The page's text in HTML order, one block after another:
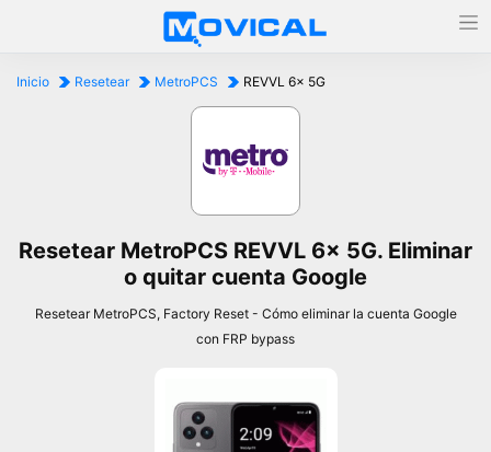
Inicio Resetear MetroPCS REVVL 6x 5G
Resetear MetroPCS REVVL 6x 5G. Eliminar
o quitar cuenta Google
Resetear MetroPCS, Factory Reset - Cómo eliminar la cuenta Google
con FRP bypass